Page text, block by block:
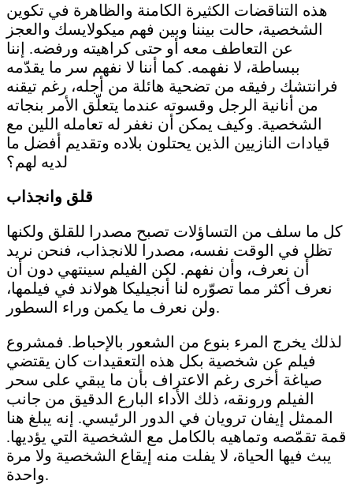
هذه التناقضات الكثيرة الكامنة والظاهرة في تكوين
الشخصية، حالت بيننا وبين فهم ميكولايسك والعجز
عن التعاطف معه أو حتى كراهيته ورفضه. إننا
ببساطة، لا نفهمه. كما أننا لا نفهم سر ما يقدّمه
فرانتشك رفيقه من تضحية هائلة من أجله، رغم تيقنه
من أنانية الرجل وقسوته عندما يتعلّق الأمر بنجاته
الشخصية. وكيف يمكن أن نغفر له تعامله اللين مع
قيادات النازيين الذين يحتلون بلاده وتقديم أفضل ما
لديه لهم؟
قلق وانجذاب
كل ما سلف من التساؤلات تصبح مصدرا للقلق ولكنها
تظل في الوقت نفسه، مصدرا للانجذاب، فنحن نريد
أن نعرف، وأن نفهم. لكن الفيلم سينتهي دون أن
نعرف أكثر مما تصوّره لنا أنجيليكا هولاند في فيلمها،
ولن نعرف ما يكمن وراء السطور.
لذلك يخرج المرء بنوع من الشعور بالإحباط. فمشروع
فيلم عن شخصية بكل هذه التعقيدات كان يقتضي
صياغة أخرى رغم الاعتراف بأن ما يبقي على سحر
الفيلم ورونقه، ذلك الأداء البارع الدقيق من جانب
الممثل إيفان ترويان في الدور الرئيسي. إنه يبلغ هنا
قمة تقمّصه وتماهيه بالكامل مع الشخصية التي يؤديها.
يبث فيها الحياة، لا يفلت منه إيقاع الشخصية ولا مرة
واحدة.